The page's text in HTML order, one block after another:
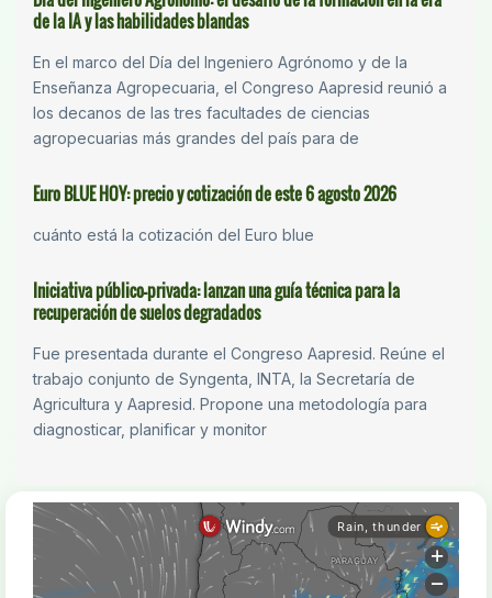
de la IA y las habilidades blandas
En el marco del Día del Ingeniero Agrónomo y de la
Enseñanza Agropecuaria, el Congreso Aapresid reunió a
los decanos de las tres facultades de ciencias
agropecuarias más grandes del país para de
Euro BLUE HOY: precio y cotización de este 6 agosto 2026
cuánto está la cotización del Euro blue
Iniciativa público-privada: lanzan una guía técnica para la
recuperación de suelos degradados
Fue presentada durante el Congreso Aapresid. Reúne el
trabajo conjunto de Syngenta, INTA, la Secretaría de
Agricultura y Aapresid. Propone una metodología para
diagnosticar, planificar y monitor